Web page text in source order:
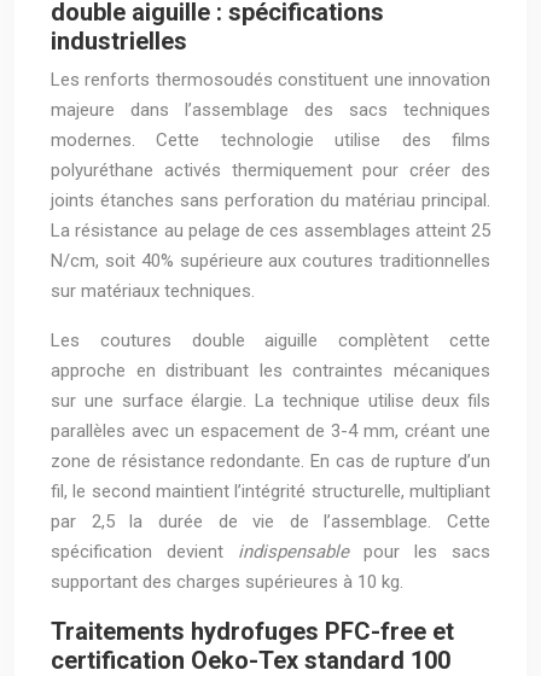
double aiguille : spécifications
industrielles
Les renforts thermosoudés constituent une innovation
majeure dans l’assemblage des sacs techniques
modernes. Cette technologie utilise des films
polyuréthane activés thermiquement pour créer des
joints étanches sans perforation du matériau principal.
La résistance au pelage de ces assemblages atteint 25
N/cm, soit 40% supérieure aux coutures traditionnelles
sur matériaux techniques.
Les coutures double aiguille complètent cette
approche en distribuant les contraintes mécaniques
sur une surface élargie. La technique utilise deux fils
parallèles avec un espacement de 3-4 mm, créant une
zone de résistance redondante. En cas de rupture d’un
fil, le second maintient l’intégrité structurelle, multipliant
par 2,5 la durée de vie de l’assemblage. Cette
spécification devient indispensable pour les sacs
supportant des charges supérieures à 10 kg.
Traitements hydrofuges PFC-free et
certification Oeko-Tex standard 100